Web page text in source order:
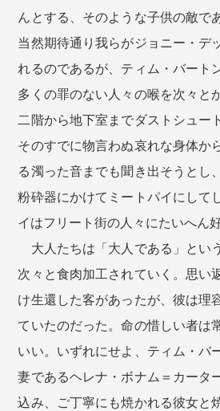
んとする、そのような子供の敵で
当然期待通り我らがジョニー・デ
れるのであるが、ティム・バート
多くの罪のない人々の喉を次々と
二階から地下室までダストシュー
そのすでに物言わぬ哀れな身体か
る濁った音までも聞き出そうとし
粉砕器にかけてミートパイにして
イはフリート街の人々にたいへん
大人たちは「大人である」とい
次々と食肉加工されていく。思い
け生還した客があったが、彼は理
ていたのだった。命の惜しい者は
いい。いずれにせよ、ティム・バ
妻であるヘレナ・ボナム＝カータ
込み、ご丁寧にも焼かれる彼女と